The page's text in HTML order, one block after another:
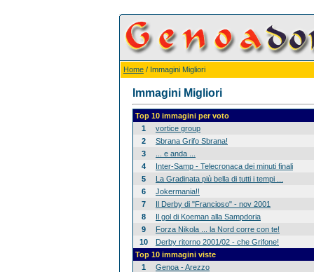
Home / Immagini Migliori
Immagini Migliori
Top 10 immagini per voto
1
vortice group
2
Sbrana Grifo Sbrana!
3
... e anda ...
4
Inter-Samp - Telecronaca dei minuti finali
5
La Gradinata più bella di tutti i tempi ...
6
Jokermania!!
7
Il Derby di "Francioso" - nov 2001
8
Il gol di Koeman alla Sampdoria
9
Forza Nikola ... la Nord corre con te!
10
Derby ritorno 2001/02 - che Grifone!
Top 10 immagini viste
1
Genoa - Arezzo